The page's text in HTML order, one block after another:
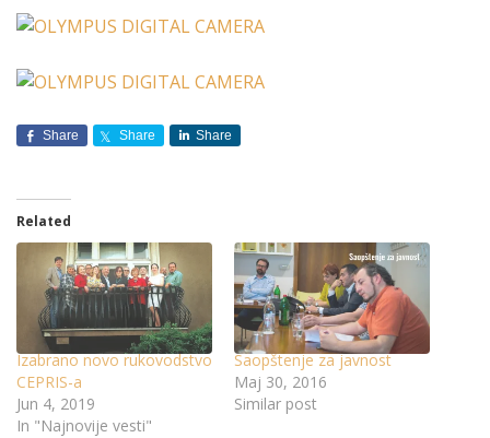
Share Share Share
Related
Izabrano novo rukovodstvo
CEPRIS-a
Jun 4, 2019
In "Najnovije vesti"
Saopštenje za javnost
Maj 30, 2016
Similar post